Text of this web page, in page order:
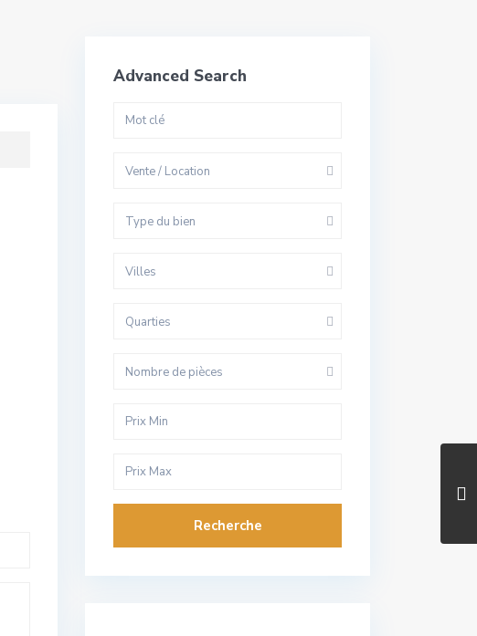
Advanced Search
Vente / Location
Type du bien
Villes
Quarties
Nombre de pièces
Recherche